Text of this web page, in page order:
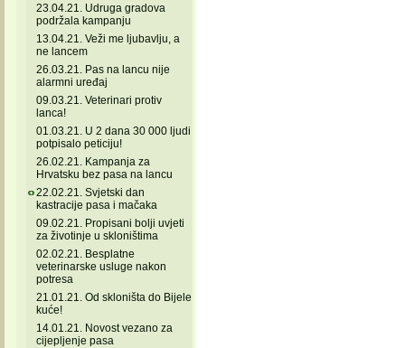
23.04.21. Udruga gradova
podržala kampanju
13.04.21. Veži me ljubavlju, a
ne lancem
26.03.21. Pas na lancu nije
alarmni uređaj
09.03.21. Veterinari protiv
lanca!
01.03.21. U 2 dana 30 000 ljudi
potpisalo peticiju!
26.02.21. Kampanja za
Hrvatsku bez pasa na lancu
22.02.21. Svjetski dan
kastracije pasa i mačaka
09.02.21. Propisani bolji uvjeti
za životinje u skloništima
02.02.21. Besplatne
veterinarske usluge nakon
potresa
21.01.21. Od skloništa do Bijele
kuće!
14.01.21. Novost vezano za
cijepljenje pasa